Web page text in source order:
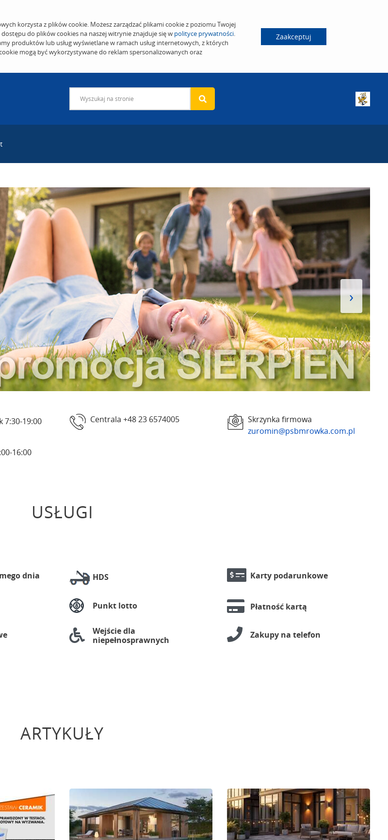
korzysta z plików cookie. Możesz zarządzać plikami cookie z poziomu Twojej
do plików cookies na naszej witrynie znajduje się w polityce prywatności.
produktów lub usług wyświetlane w ramach usług internetowych, z których
mogą być wykorzystywane do reklam spersonalizowanych oraz
Zaakceptuj
›
7:30-19:00
16:00
Centrala +48 23 6574005
Skrzynka firmowa
zuromin@psbmrowka.com.pl
USŁUGI
dnia HDS Karty podarunkowe
Punkt lotto Płatność kartą
Wejście dla
niepełnosprawnych
Zakupy na telefon
ARTYKUŁY